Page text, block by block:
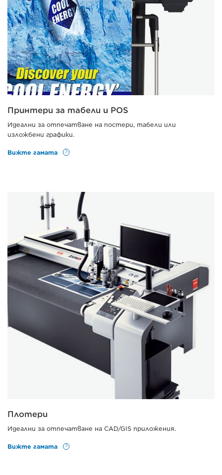
Принтери за табели и POS
Идеални за отпечатване на постери, табели или
изложбени графики.
Вижте гамата
Плотери
Идеални за отпечатване на CAD/GIS приложения.
Вижте гамата